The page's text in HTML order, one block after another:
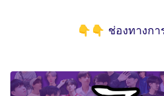
👇👇 ช่องทางก